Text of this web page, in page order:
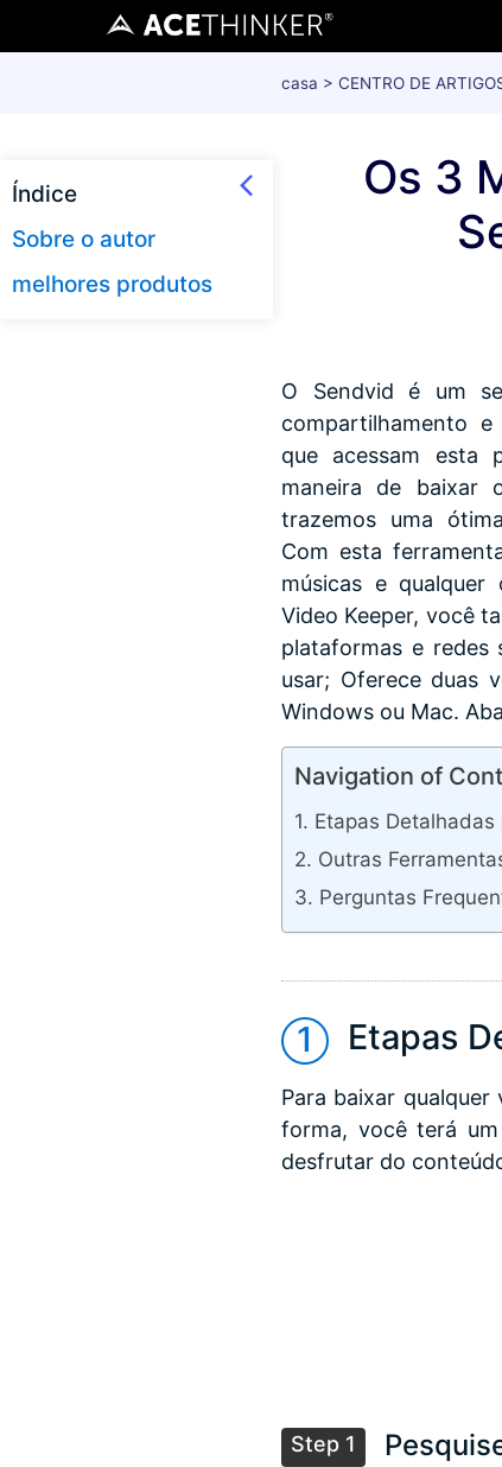
casa > CENTRO DE
Os 3
O Sendvid é um
compartilhamento
que acessam esta
maneira de baixar
trazemos uma
Com esta
músicas e
Video Keeper, você
plataformas e redes
usar; Oferece duas
Windows ou Mac.
Navigation of
Etapas
Outras
Perguntas
Etapas
Para baixar
forma, você terá
desfrutar do
Step 1
Índice
Sobre o autor
melhores produtos